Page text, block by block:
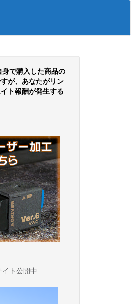
で購入した商品の
が、あなたがリン
ト報酬が発生する
ト公開中